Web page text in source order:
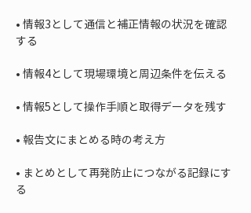
• 情報3として通信と補正情報の状況を確認
•
•
•
• まとめとして再発防止につながる記録にす
る